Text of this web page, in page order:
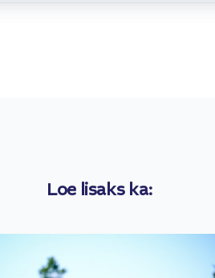
Loe lisaks ka: